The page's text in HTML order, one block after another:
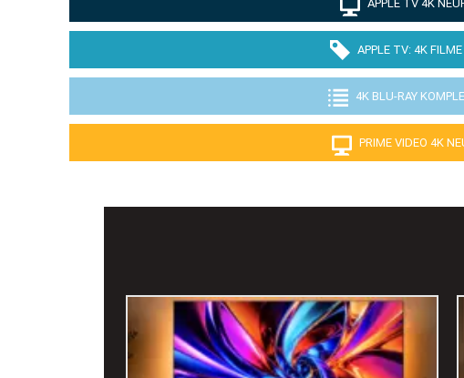
APPLE TV 4K
APPLE TV: 4K
4K BLU-RAY
PRIME VIDEO 4K